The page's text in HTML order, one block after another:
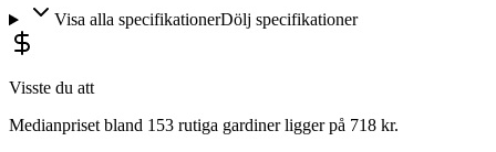
Visa alla specifikationerDölj specifikationer
Visste du att
Medianpriset bland 153 rutiga gardiner ligger på 718 kr.